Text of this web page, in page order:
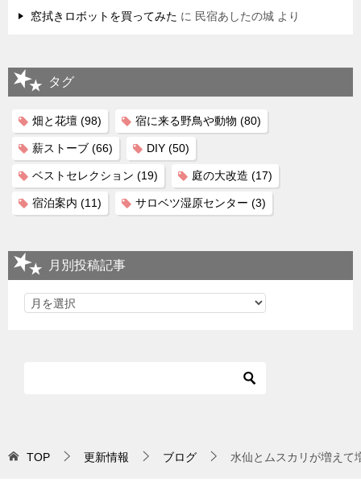
窓拭きロボットを買ってみた に 民宿あしたの城 より
タグ
畑と花壇 (98) 宿に来る野鳥や動物 (80)
薪ストーブ (66) DIY (50)
ベストセレクション (19) 庭の大改造 (17)
宿泊案内 (11) サロベツ湿原センター (3)
月別投稿記事
TOP 更新情報 ブログ 水仙とムスカリが増えて